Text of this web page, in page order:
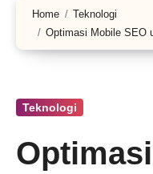
Home
Teknologi
Optimasi Mobile SEO
Teknologi